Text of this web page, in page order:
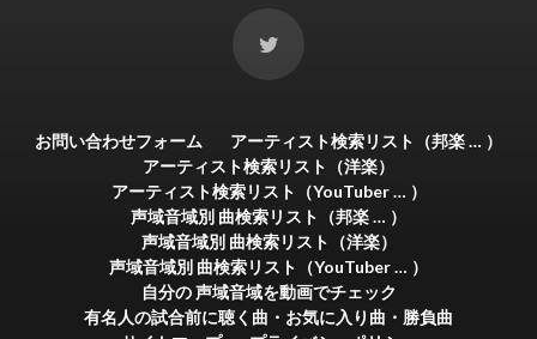
お問い合わせフォーム
アーティスト検索リスト（邦楽 … ）
アーティスト検索リスト（洋楽）
アーティスト検索リスト（YouTuber … ）
声域音域別 曲検索リスト（邦楽 … ）
声域音域別 曲検索リスト（洋楽）
声域音域別 曲検索リスト（YouTuber … ）
自分の 声域音域を動画でチェック
有名人の試合前に聴く曲・お気に入り曲・勝負曲